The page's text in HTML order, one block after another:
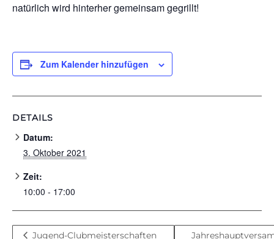
natürlich wird hinterher gemeinsam gegrillt!
Zum Kalender hinzufügen
DETAILS
Datum:
3. Oktober 2021
Zeit:
10:00 - 17:00
Jugend-Clubmeisterschaften